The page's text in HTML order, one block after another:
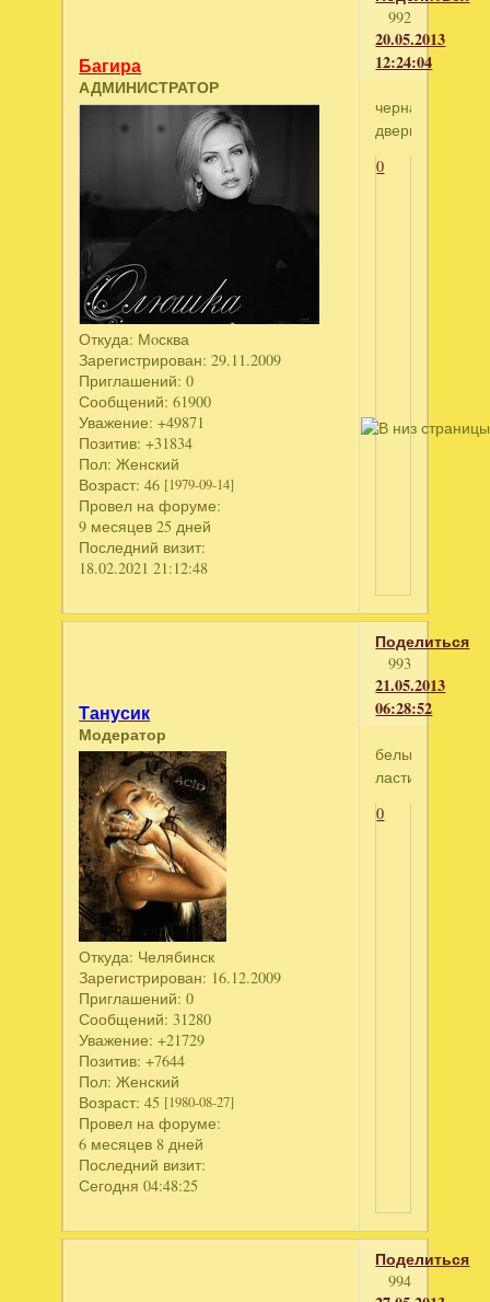
992
20.05.2013
12:24:04
Багира
АДМИНИСТРАТОР
Откуда: Мoсква
Зарегистрирован: 29.11.2009
Приглашений: 0
Сообщений: 61900
Уважение: +49871
Позитив: +31834
Пол: Женский
Возраст: 46 [1979-09-14]
Провел на форуме:
9 месяцев 25 дней
Последний визит:
18.02.2021 21:12:48
черная
дверь
0
Поделиться
993
21.05.2013
06:28:52
Танусик
Модератор
Откуда: Челябинск
Зарегистрирован: 16.12.2009
Приглашений: 0
Сообщений: 31280
Уважение: +21729
Позитив: +7644
Пол: Женский
Возраст: 45 [1980-08-27]
Провел на форуме:
6 месяцев 8 дней
Последний визит:
Сегодня 04:48:25
белый
ластик
0
Поделиться
994